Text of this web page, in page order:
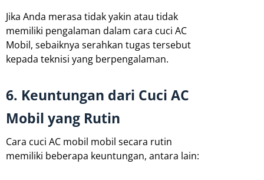
Jika Anda merasa tidak yakin atau tidak
memiliki pengalaman dalam cara cuci AC
Mobil, sebaiknya serahkan tugas tersebut
kepada teknisi yang berpengalaman.
6. Keuntungan dari Cuci AC
Mobil yang Rutin
Cara cuci AC mobil mobil secara rutin
memiliki beberapa keuntungan, antara lain: